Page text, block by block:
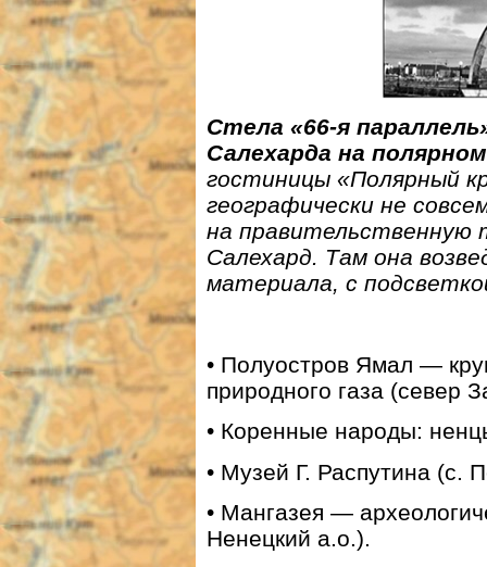
Стела «66-я
Салехарда на
гостиницы «Полярный
географически не
на
Салехард. Там она
материала, с
• Полуостров Ямал —
природного газа (север
• Коренные народы:
• Музей Г. Распутина (с.
• Мангазея —
Ненецкий а.о.).